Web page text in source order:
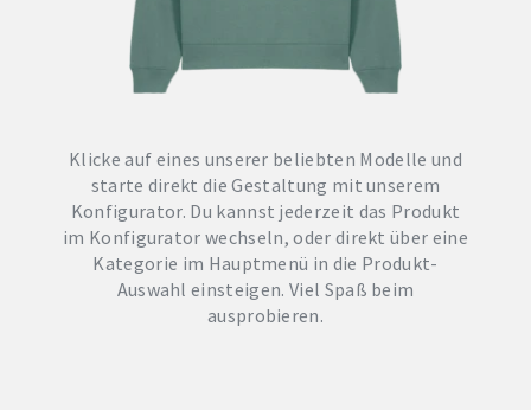
Klicke auf eines unserer beliebten Modelle und
starte direkt die Gestaltung mit unserem
Konfigurator. Du kannst jederzeit das Produkt
im Konfigurator wechseln, oder direkt über eine
Kategorie im Hauptmenü in die Produkt-
Auswahl einsteigen. Viel Spaß beim
ausprobieren.